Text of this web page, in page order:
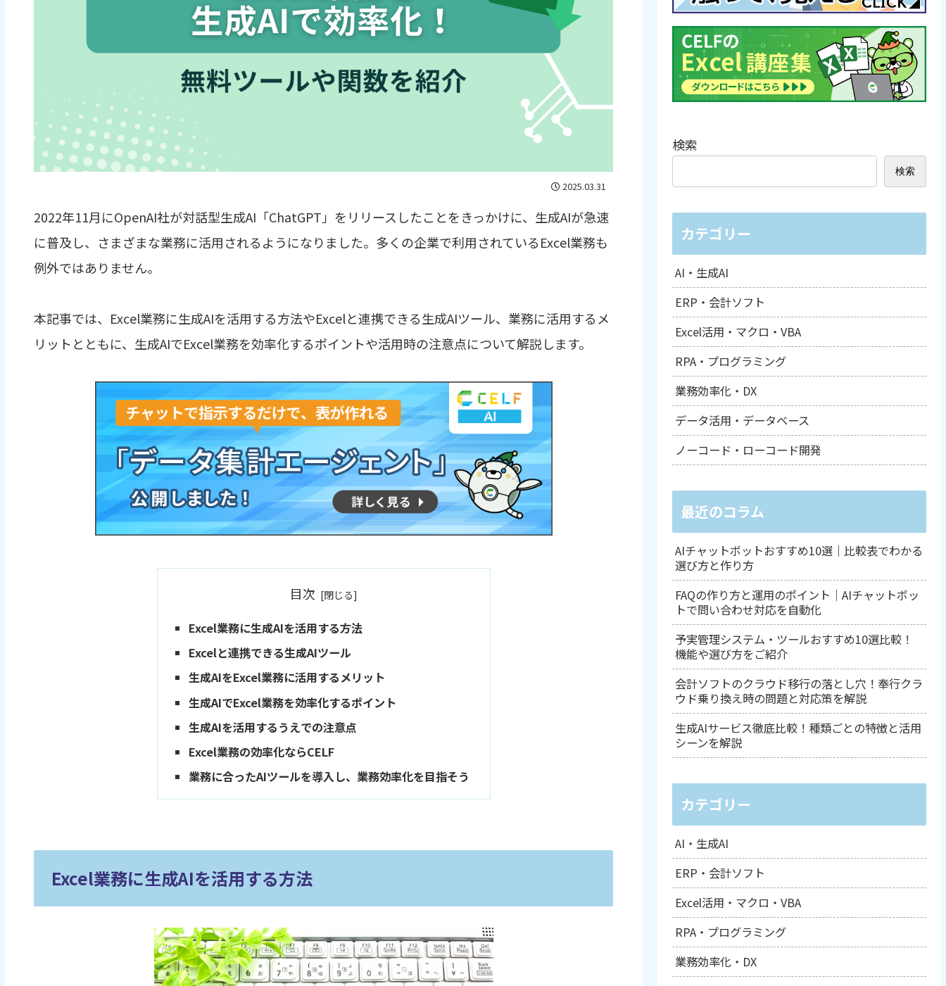
2025.03.31
2022年11月にOpenAI社が対話型生成AI「ChatGPT」をリリースしたことをきっかけに、生成AIが急速
に普及し、さまざまな業務に活用されるようになりました。多くの企業で利用されているExcel業務も
例外ではありません。
本記事では、Excel業務に生成AIを活用する方法やExcelと連携できる生成AIツール、業務に活用するメ
リットとともに、生成AIでExcel業務を効率化するポイントや活用時の注意点について解説します。
目次
Excel業務に生成AIを活用する方法
Excelと連携できる生成AIツール
生成AIをExcel業務に活用するメリット
生成AIでExcel業務を効率化するポイント
生成AIを活用するうえでの注意点
Excel業務の効率化ならCELF
業務に合ったAIツールを導入し、業務効率化を目指そう
Excel業務に生成AIを活用する方法
検索
検索
カテゴリー
AI・生成AI
ERP・会計ソフト
Excel活用・マクロ・VBA
RPA・プログラミング
業務効率化・DX
データ活用・データベース
ノーコード・ローコード開発
最近のコラム
AIチャットボットおすすめ10選｜比較表でわかる
選び方と作り方
FAQの作り方と運用のポイント｜AIチャットボッ
トで問い合わせ対応を自動化
予実管理システム・ツールおすすめ10選比較！
機能や選び方をご紹介
会計ソフトのクラウド移行の落とし穴！奉行クラ
ウド乗り換え時の問題と対応策を解説
生成AIサービス徹底比較！種類ごとの特徴と活用
シーンを解説
カテゴリー
AI・生成AI
ERP・会計ソフト
Excel活用・マクロ・VBA
RPA・プログラミング
業務効率化・DX